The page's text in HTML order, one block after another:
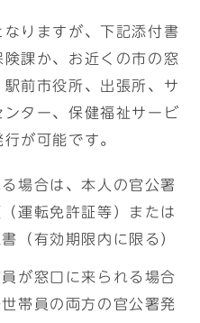
りますが、下記添付書
課か、お近くの市の窓
前市役所、出張所、サ
ター、保健福祉サービ
が可能です。
場合は、本人の官公署
運転免許証等）または
（有効期限内に限る）
が窓口に来られる場合
帯員の両方の官公署発